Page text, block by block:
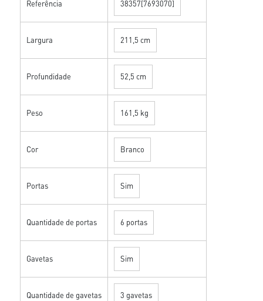
Referência 38357[7693070]
Largura 211,5 cm
Profundidade 52,5 cm
Peso 161,5 kg
Cor Branco
Portas Sim
Quantidade de portas 6 portas
Gavetas Sim
Quantidade de gavetas 3 gavetas